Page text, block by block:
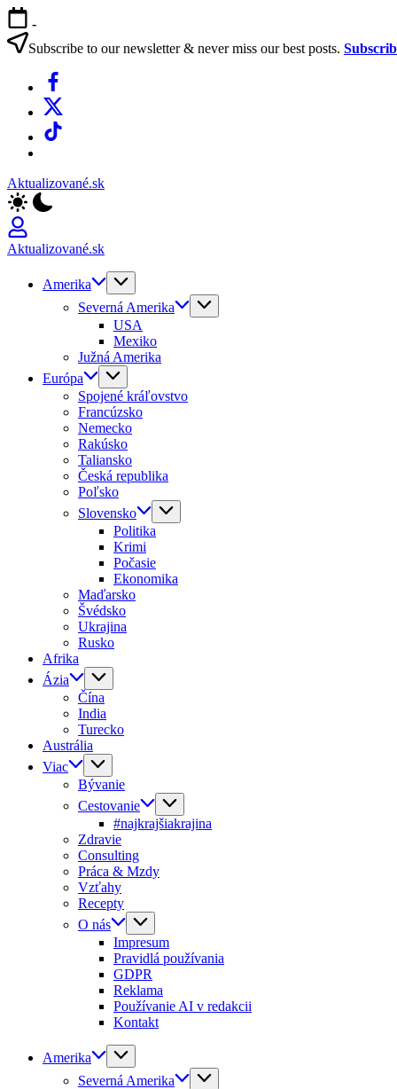
Skip
to
content
-
Subscribe to our newsletter & never miss our best posts.
Facebook
X
TikTok
Aktualizované.sk
Aktualizované.sk
Amerika
Severná Amerika
USA
Mexiko
Južná Amerika
Európa
Spojené kráľovstvo
Francúzsko
Nemecko
Rakúsko
Taliansko
Česká republika
Poľsko
Slovensko
Politika
Krimi
Počasie
Ekonomika
Maďarsko
Švédsko
Ukrajina
Rusko
Afrika
Ázia
Čína
India
Turecko
Austrália
Viac
Bývanie
Cestovanie
#najkrajšiakrajina
Zdravie
Consulting
Práca & Mzdy
Vzťahy
Recepty
O nás
Impresum
Pravidlá používania
GDPR
Reklama
Používanie AI v redakcii
Kontakt
Amerika
Severná Amerika